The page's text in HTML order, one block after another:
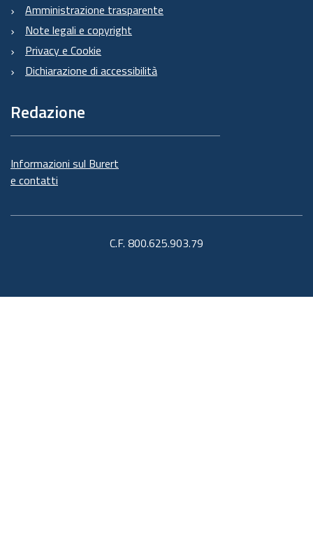
Amministrazione trasparente
Note legali e copyright
Privacy e Cookie
Dichiarazione di accessibilità
Redazione
Informazioni sul Burert
e contatti
C.F. 800.625.903.79